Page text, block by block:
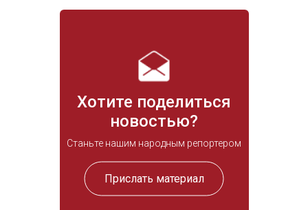
Хотите поделиться
новостью?
Станьте нашим народным репортером
Прислать материал